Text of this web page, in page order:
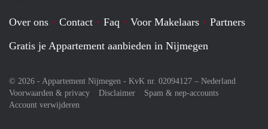
Over ons Contact Faq Voor Makelaars
Partners
Gratis je Appartement aanbieden in Nijmegen
© 2026 - Appartement Nijmegen - KvK nr. 02094127 – Nederland
Voorwaarden & privacy
Disclaimer
Spam & nep-accounts
Account verwijderen